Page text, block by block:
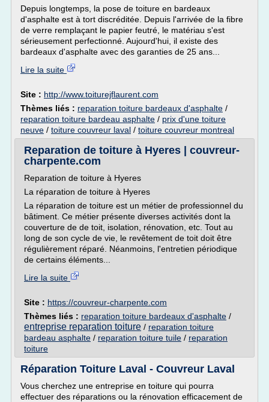
Depuis longtemps, la pose de toiture en bardeaux
d'asphalte est à tort discréditée. Depuis l'arrivée de la fibre
de verre remplaçant le papier feutré, le matériau s'est
sérieusement perfectionné. Aujourd'hui, il existe des
bardeaux d'asphalte avec des garanties de 25 ans...
Lire la suite
Site : http://www.toiturejflaurent.com
Thèmes liés : reparation toiture bardeaux d'asphalte /
reparation toiture bardeau asphalte / prix d'une toiture
neuve / toiture couvreur laval / toiture couvreur montreal
Reparation de toiture à Hyeres | couvreur-
charpente.com
Reparation de toiture à Hyeres
La réparation de toiture à Hyeres
La réparation de toiture est un métier de professionnel du
bâtiment. Ce métier présente diverses activités dont la
couverture de de toit, isolation, rénovation, etc. Tout au
long de son cycle de vie, le revêtement de toit doit être
régulièrement réparé. Néanmoins, l'entretien périodique
de certains éléments...
Lire la suite
Site : https://couvreur-charpente.com
Thèmes liés : reparation toiture bardeaux d'asphalte /
entreprise reparation toiture / reparation toiture
bardeau asphalte / reparation toiture tuile / reparation
toiture
Réparation Toiture Laval - Couvreur Laval
Vous cherchez une entreprise en toiture qui pourra
effectuer des réparations ou la rénovation efficacement de